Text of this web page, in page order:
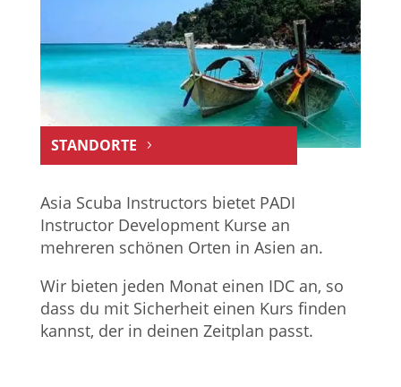
STANDORTE
Asia Scuba Instructors bietet PADI
Instructor Development Kurse an
mehreren schönen Orten in Asien an.
Wir bieten jeden Monat einen IDC an, so
dass du mit Sicherheit einen Kurs finden
kannst, der in deinen Zeitplan passt.